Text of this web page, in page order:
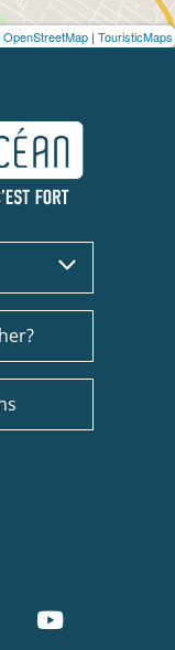
| TouristicMaps